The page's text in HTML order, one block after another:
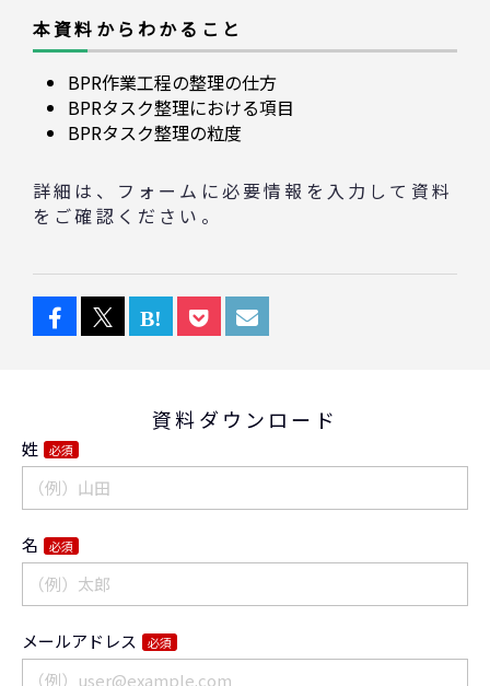
本資料からわかること
BPR作業工程の整理の仕方
BPRタスク整理における項目
BPRタスク整理の粒度
詳細は、フォームに必要情報を入力して資料
をご確認ください。
資料ダウンロード
姓 必須
名 必須
メールアドレス 必須